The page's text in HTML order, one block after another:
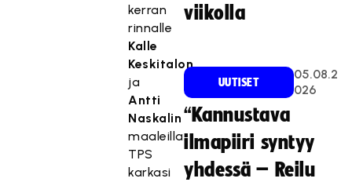
kerran
rinnalle
Kalle
Keskitalon
ja
Antti
Naskalin
maaleilla.
TPS
karkasi
viikolla
UUTISET
05.08.2
026
“Kannustava
ilmapiiri syntyy
yhdessä – Reilu